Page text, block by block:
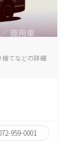
捨てなどの詳細
959-0001